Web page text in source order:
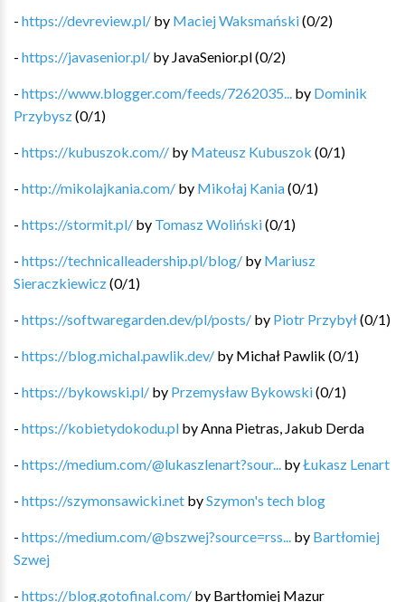
- https://devreview.pl/ by Maciej Waksmański(0/2)
- https://javasenior.pl/ by JavaSenior.pl(0/2)
- https://www.blogger.com/feeds/7262035... by Dominik
Przybysz(0/1)
- https://kubuszok.com// by Mateusz Kubuszok (0/1)
- http://mikolajkania.com/ by Mikołaj Kania(0/1)
- https://stormit.pl/ by Tomasz Woliński(0/1)
- https://technicalleadership.pl/blog/ by Mariusz
Sieraczkiewicz(0/1)
- https://softwaregarden.dev/pl/posts/ by Piotr Przybył(0/1)
- https://blog.michal.pawlik.dev/ by Michał Pawlik (0/1)
- https://bykowski.pl/ by Przemysław Bykowski(0/1)
- https://kobietydokodu.pl by Anna Pietras, Jakub Derda
- https://medium.com/@lukaszlenart?sour... byŁukasz Lenart
- https://szymonsawicki.net bySzymon's tech blog
- https://medium.com/@bszwej?source=rss... by Bartłomiej
Szwej
- https://blog.gotofinal.com/ by Bartłomiej Mazur